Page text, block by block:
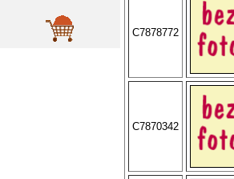
C7878772
C7870342